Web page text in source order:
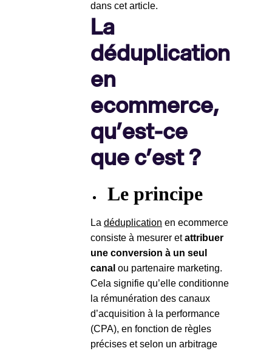
dans cet article.
La
déduplication
en
ecommerce,
qu’est-ce
que c’est ?
Le principe
La déduplication en ecommerce
consiste à mesurer etattribuer
une conversion à un seul
canal ou partenaire marketing.
Cela signifie qu’elle conditionne
la rémunération des canaux
d’acquisition à la performance
(CPA), en fonction de règles
précises et selon un arbitrage